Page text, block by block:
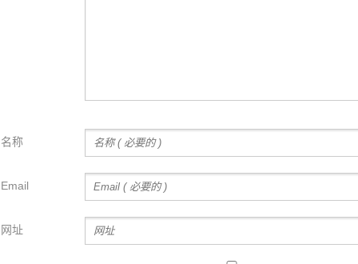
名称
Email
网址